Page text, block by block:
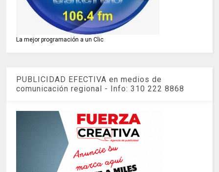
La mejor programación a un Clic
PUBLICIDAD EFECTIVA en medios de
comunicación regional - Info: 310 222 8868